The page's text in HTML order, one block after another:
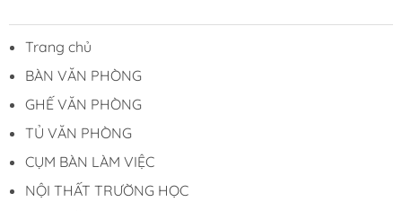
- Thời gian bảo hành lên đến 12 tháng
- Hàng sẵn có - Hoặc 1-2 ngày sau khi đặt hàng
- Chất lượng sản phẩm tốt nhất - Giá thành rẻ nhất
trên thị trường.
THÔNG TIN LIÊN HỆ:
Trang chủ
BÀN VĂN PHÒNG
GHẾ VĂN PHÒNG
TỦ VĂN PHÒNG
CỤM BÀN LÀM VIỆC
NỘI THẤT TRƯỜNG HỌC